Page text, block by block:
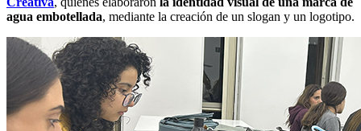
agua embotellada, mediante la creación de un slogan y un logotipo.